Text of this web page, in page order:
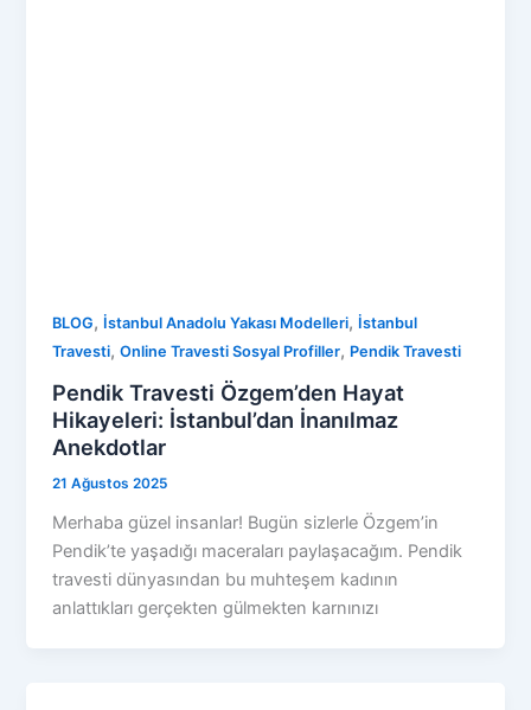
BLOG, İstanbul Anadolu Yakası Modelleri, İstanbul
Travesti,Online Travesti Sosyal Profiller, Pendik Travesti
Pendik Travesti Özgem’den Hayat
Hikayeleri: İstanbul’dan İnanılmaz
Anekdotlar
21 Ağustos 2025
Merhaba güzel insanlar! Bugün sizlerle Özgem’in
Pendik’te yaşadığı maceraları paylaşacağım. Pendik
travesti dünyasından bu muhteşem kadının
anlattıkları gerçekten gülmekten karnınızı